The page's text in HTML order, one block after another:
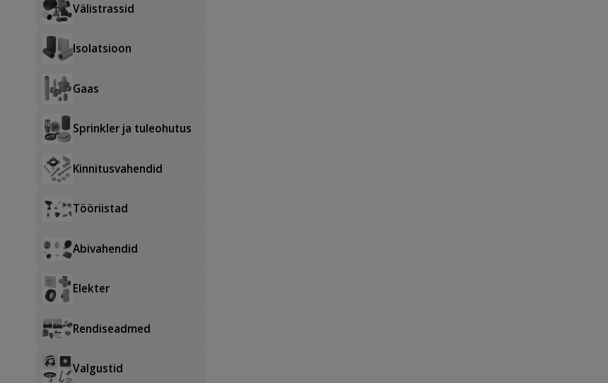
Välistrassid
Isolatsioon
Gaas
Sprinkler ja tuleohutus
Kinnitusvahendid
Tööriistad
Abivahendid
Elekter
Rendiseadmed
Valgustid